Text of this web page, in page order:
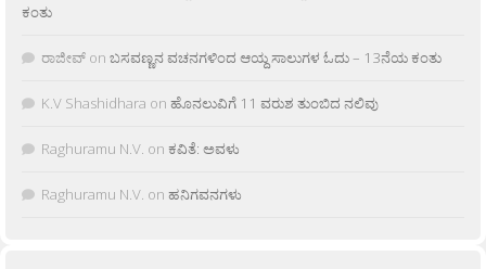
ಕಂತು
ರಾಜೀವ್ on ಬಸವಣ್ಣನ ವಚನಗಳಿಂದ ಆಯ್ದ ಸಾಲುಗಳ ಓದು – 13ನೆಯ ಕಂತು
K.V Shashidhara on ಹೊನಲುವಿಗೆ 11 ವರುಶ ತುಂಬಿದ ನಲಿವು
Raghuramu N.V. on ಕವಿತೆ: ಅವಳು
Raghuramu N.V. on ಹನಿಗವನಗಳು